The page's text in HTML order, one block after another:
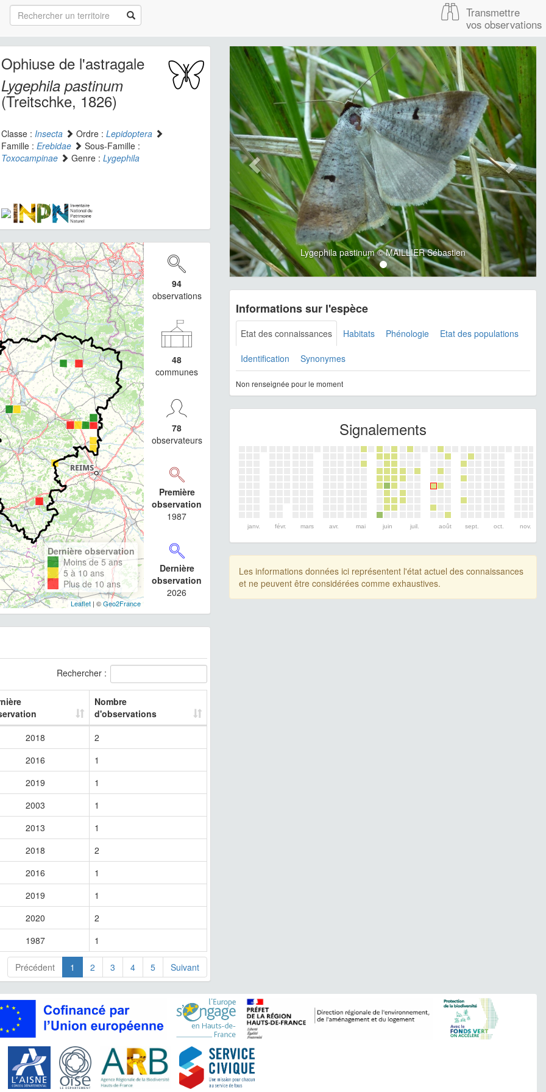
Transmettre
vos observations
Ophiuse de l'astragale
Lygephila pastinum
(Treitschke, 1826)
Classe : Insecta Ordre : Lepidoptera
Famille : Erebidae
Sous-Famille :
Toxocampinae
Genre : Lygephila
Dernière observation
Moins de 5 ans
5 à 10 ans
Plus de 10 ans
Leaflet| ©Geo2France
94
observations
48
communes
78
observateurs
Première
observation
1987
Dernière
observation
2026
Rechercher :
Nombre
d'observations
2018
2
2016
1
2019
1
2003
1
2013
1
2018
2
2016
1
2019
1
2020
2
1987
1
Précédent 1 2 3 4 5 Suivant
Lygephila pastinum © MAILLIER Sébastien
Informations sur l'espèce
Etat des connaissances Habitats Phénologie Etat des populations
Identification Synonymes
Non renseignée pour le moment
Signalements
janv. févr. mars avr. mai juin juil. août sept. oct. nov.
Les informations données ici représentent l'état actuel des connaissances
et ne peuvent être considérées comme exhaustives.